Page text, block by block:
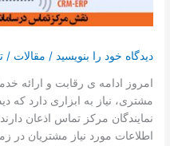
دیدگاه‌ خود را بنویسید / مقالات /
امروز ادامه ­ی رقابت و ارائه
مشتری، نیاز به ابزاری دارد که
نمایندگان مرکز تماس اذعان
اطلاعات مورد نیاز مشتریان در